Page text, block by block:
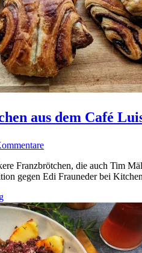
aus dem Café
Franzbrötchen, die auch Tim
gegen Edi Frauneder bei